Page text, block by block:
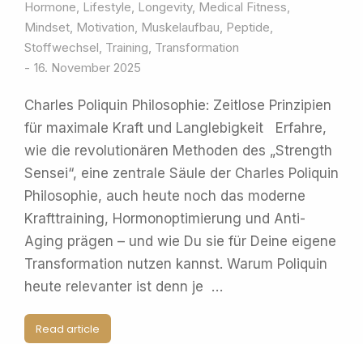
Hormone, Lifestyle, Longevity, Medical Fitness,
Mindset, Motivation, Muskelaufbau, Peptide,
Stoffwechsel, Training, Transformation
16. November 2025
Charles Poliquin Philosophie: Zeitlose Prinzipien
für maximale Kraft und Langlebigkeit Erfahre,
wie die revolutionären Methoden des „Strength
Sensei“, eine zentrale Säule der Charles Poliquin
Philosophie, auch heute noch das moderne
Krafttraining, Hormonoptimierung und Anti-
Aging prägen – und wie Du sie für Deine eigene
Transformation nutzen kannst. Warum Poliquin
heute relevanter ist denn je …
Read article